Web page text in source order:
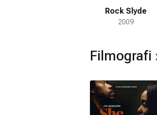
Rock Slyde
2009
Filmografi